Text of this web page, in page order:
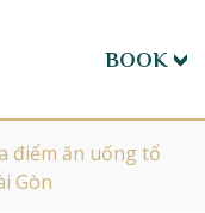
BOOK
điểm ăn uống tổ
Gòn